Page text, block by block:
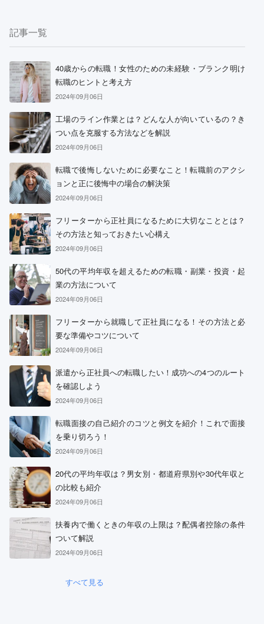
記事一覧
40歳からの転職！女性のための未経験・ブランク明け
転職のヒントと考え方
2024年09月06日
工場のライン作業とは？どんな人が向いているの？き
つい点を克服する方法などを解説
2024年09月06日
転職で後悔しないために必要なこと！転職前のアクシ
ョンと正に後悔中の場合の解決策
2024年09月06日
フリーターから正社員になるために大切なこととは？
その方法と知っておきたい心構え
2024年09月06日
50代の平均年収を超えるための転職・副業・投資・起
業の方法について
2024年09月06日
フリーターから就職して正社員になる！その方法と必
要な準備やコツについて
2024年09月06日
派遣から正社員への転職したい！成功への4つのルート
を確認しよう
2024年09月06日
転職面接の自己紹介のコツと例文を紹介！これで面接
を乗り切ろう！
2024年09月06日
20代の平均年収は？男女別・都道府県別や30代年収と
の比較も紹介
2024年09月06日
扶養内で働くときの年収の上限は？配偶者控除の条件
ついて解説
2024年09月06日
すべて見る